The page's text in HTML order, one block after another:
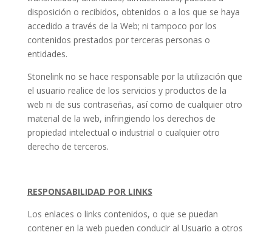
disposición o recibidos, obtenidos o a los que se haya
accedido a través de la Web; ni tampoco por los
contenidos prestados por terceras personas o
entidades.
Stonelink no se hace responsable por la utilización que
el usuario realice de los servicios y productos de la
web ni de sus contraseñas, así como de cualquier otro
material de la web, infringiendo los derechos de
propiedad intelectual o industrial o cualquier otro
derecho de terceros.
RESPONSABILIDAD POR LINKS
Los enlaces o links contenidos, o que se puedan
contener en la web pueden conducir al Usuario a otros